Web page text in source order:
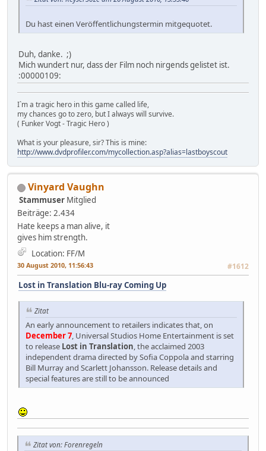
Du hast einen Veröffentlichungstermin mitgequotet.
Duh, danke. ;)
Mich wundert nur, dass der Film noch nirgends gelistet ist.
:00000109:
I`m a tragic hero in this game called life,
my chances go to zero, but I always will survive.
( Funker Vogt - Tragic Hero )
What is your pleasure, sir? This is mine:
http://www.dvdprofiler.com/mycollection.asp?alias=lastboyscout
Vinyard Vaughn
Stammuser Mitglied
Beiträge: 2.434
Hate keeps a man alive, it
gives him strength.
Location: FF/M
30 August 2010, 11:56:43 #1612
Lost in Translation Blu-ray Coming Up
Zitat
An early announcement to retailers indicates that, on
December 7, Universal Studios Home Entertainment is set
to release Lost in Translation, the acclaimed 2003
independent drama directed by Sofia Coppola and starring
Bill Murray and Scarlett Johansson. Release details and
special features are still to be announced
Zitat von: Forenregeln